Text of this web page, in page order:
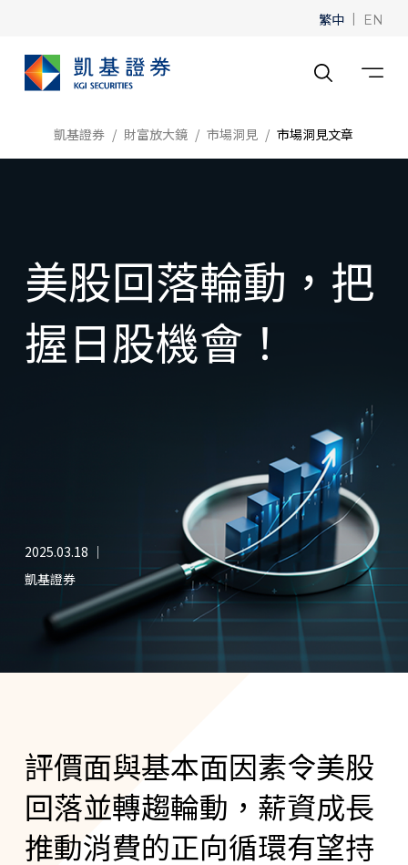
繁中 | EN
凱基證券 財富放大鏡 市場洞見 市場洞見文章
美股回落輪動，把
握日股機會！
2025.03.18 ｜
凱基證券
評價面與基本面因素令美股
回落並轉趨輪動，薪資成長
推動消費的正向循環有望持